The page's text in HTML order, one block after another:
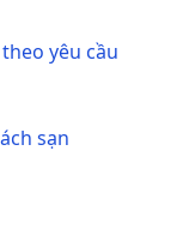
yêu cầu
sạn